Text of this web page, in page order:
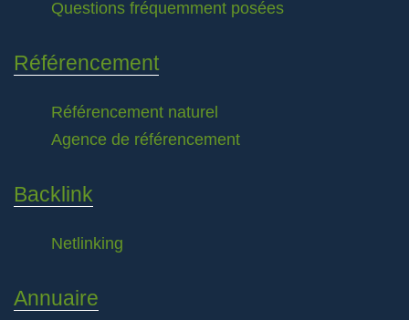
Questions fréquemment posées
Référencement
Référencement naturel
Agence de référencement
Backlink
Netlinking
Annuaire